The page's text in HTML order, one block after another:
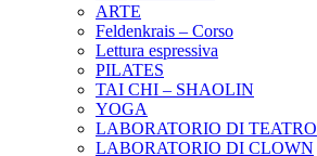
ARTE
Feldenkrais – Corso
Lettura espressiva
PILATES
TAI CHI – SHAOLIN
YOGA
LABORATORIO DI TEATRO
LABORATORIO DI CLOWN